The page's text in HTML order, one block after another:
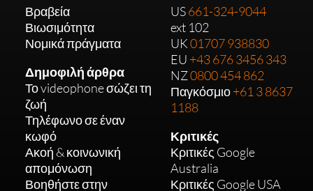
Βραβεία
Βιωσιμότητα
Νομικά πράγματα
Δημοφιλή άρθρα
Το videophone σώζει τη
ζωή
Τηλέφωνο σε έναν
κωφό
Ακοή & κοινωνική
απομόνωση
Βοηθήστε στην
US661-324-9044
ext 102
UK01707 938830
EU +43 676 3456 343
NZ0800 454 862
Παγκόσμιο+61 3 8637
1188
Κριτικές
Κριτικές Google
Australia
Κριτικές Google USA